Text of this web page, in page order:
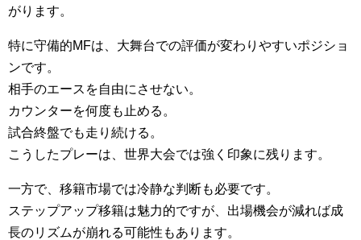
がります。
特に守備的MFは、大舞台での評価が変わりやすいポジショ
ンです。
相手のエースを自由にさせない。
カウンターを何度も止める。
試合終盤でも走り続ける。
こうしたプレーは、世界大会では強く印象に残ります。
一方で、移籍市場では冷静な判断も必要です。
ステップアップ移籍は魅力的ですが、出場機会が減れば成
長のリズムが崩れる可能性もあります。